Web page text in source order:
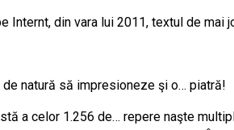
Internt, din vara lui 2011, textul de mai
natură să impresioneze şi o… piatră!
a celor 1.256 de… repere naşte